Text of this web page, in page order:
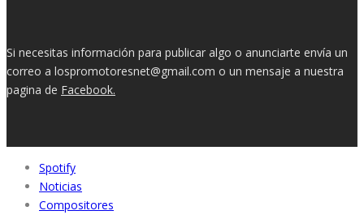
Si necesitas información para publicar algo o anunciarte envía un
correo a lospromotoresnet@gmail.com o un mensaje a nuestra
pagina de Facebook.
Spotify
Noticias
Compositores